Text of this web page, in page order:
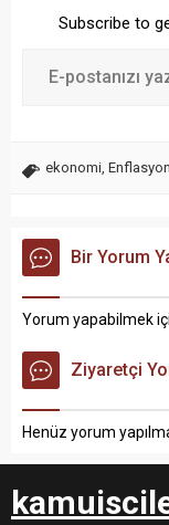
Subscribe to
ekonomi Enflasyon
Bir Yorum
Yorum yapabilmek
Ziyaretçi
Henüz yorum